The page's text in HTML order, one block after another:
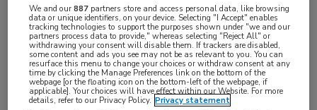
Longziekten,Oncologie
Aandachtsgebieden:
Longoncologie
Tags:
We and our887 partners store and access personal data, like browsing
data or unique identifiers, on your device. Selecting "I Accept" enables
tracking technologies to support the purposes shown under "we and our
partners process data to provide," whereas selecting "Reject All" or
withdrawing your consent will disable them. If trackers are disabled,
some content and ads you see may not be as relevant to you. You can
resurface this menu to change your choices or withdraw consent at any
time by clicking the Manage Preferences link on the bottom of the
webpage [or the floating icon on the bottom-left of the webpage, if
applicable]. Your choices will have effect within our Website. For more
details, refer to our Privacy Policy. Privacy statement